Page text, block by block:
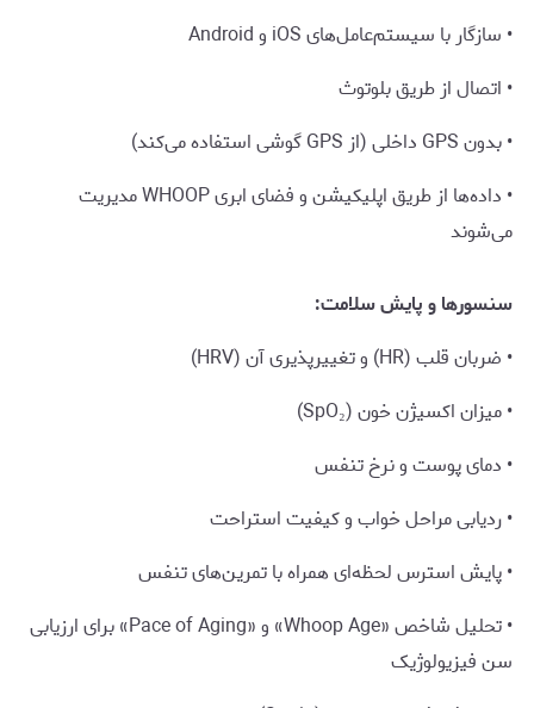
• سازگار با سیستم‌عامل‌های iOS و Android
• اتصال از طریق بلوتوث
• بدون GPS داخلی (از GPS گوشی استفاده می‌کند)
• داده‌ها از طریق اپلیکیشن و فضای ابری WHOOP مدیریت
می‌شوند
سنسورها و پایش سلامت:
• ضربان قلب (HR) و تغییرپذیری آن (HRV)
• میزان اکسیژن خون (SpO₂)
• دمای پوست و نرخ تنفس
• ردیابی مراحل خواب و کیفیت استراحت
• پایش استرس لحظه‌ای همراه با تمرین‌های تنفس
• تحلیل شاخص «Whoop Age» و «Pace of Aging» برای ارزیابی
سن فیزیولوژیک